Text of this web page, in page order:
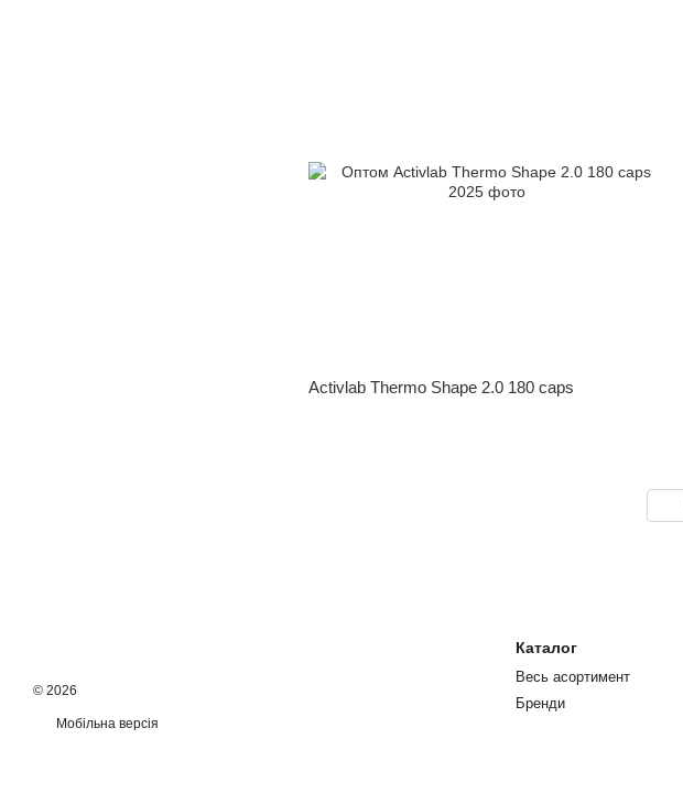
Activlab Thermo Shape 2.0 180 caps
© 2026
Мобільна версія
Каталог
Весь асортимент
Бренди